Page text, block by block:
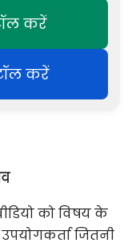
करें
करें
को विषय के
जितनी